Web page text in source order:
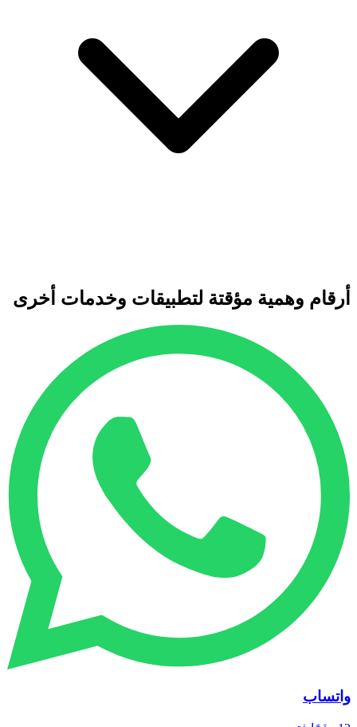
أرقام وهمية مؤقتة لتطبيقات وخدمات أخرى
واتساب